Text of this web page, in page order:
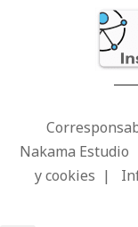
Nakama Estudio
y cookies |